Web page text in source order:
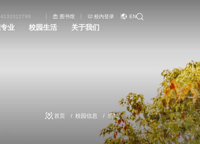
4131012799 图书馆 校内登录 EN
业 校园生活 关于我们
首页 校园信息 通知